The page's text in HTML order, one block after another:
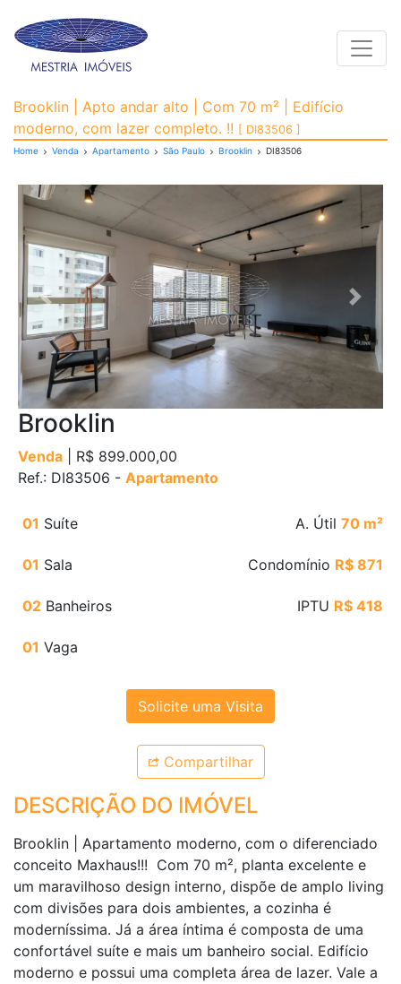
Apartamento para
Brooklin | Apto andar alto | Com 70 m² | Edifício
moderno, com lazer completo. !! [ DI83506 ]
Home Venda Apartamento São Paulo Brooklin DI83506
Previous Next
Brooklin
Venda | R$ 899.000,00
Ref.: DI83506 - Apartamento
01 Suíte
01 Sala
02 Banheiros
01 Vaga
A. Útil 70 m²
Condomínio R$ 871
IPTU R$ 418
Solicite uma Visita
Compartilhar
DESCRIÇÃO DO IMÓVEL
Brooklin | Apartamento moderno, com o diferenciado
conceito Maxhaus!!! Com 70 m², planta excelente e
um maravilhoso design interno, dispõe de amplo living
com divisões para dois ambientes, a cozinha é
moderníssima. Já a área íntima é composta de uma
confortável suíte e mais um banheiro social. Edifício
moderno e possui uma completa área de lazer. Vale a